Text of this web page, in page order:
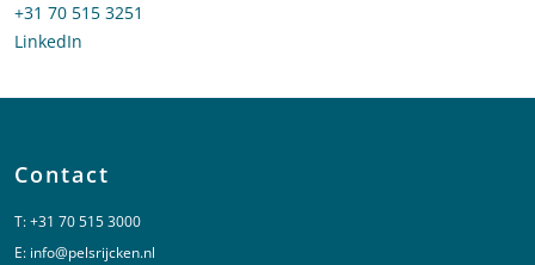
Bel naar Ameer Muhammad
+31 70 515 3251
LinkedIn
Contact
T:+31 70 515 3000
E: info@pelsrijcken.nl